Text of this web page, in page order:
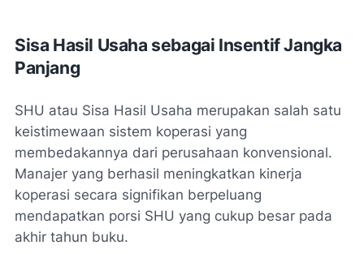
Sisa Hasil Usaha sebagai Insentif Jangka
Panjang
SHU atau Sisa Hasil Usaha merupakan salah satu
keistimewaan sistem koperasi yang
membedakannya dari perusahaan konvensional.
Manajer yang berhasil meningkatkan kinerja
koperasi secara signifikan berpeluang
mendapatkan porsi SHU yang cukup besar pada
akhir tahun buku.